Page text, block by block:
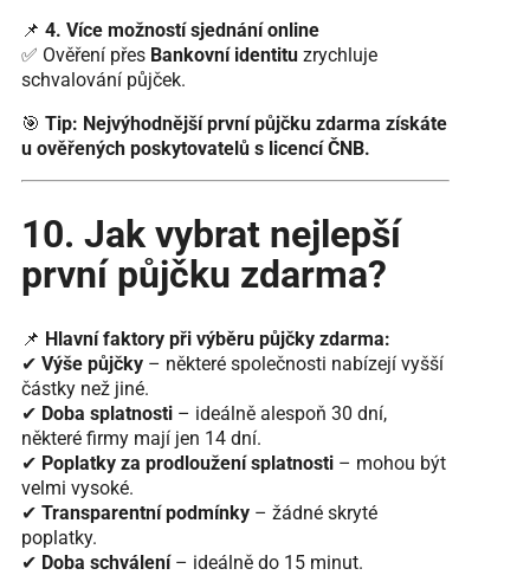
📌 4. Více možností sjednání online
✅ Ověření přes Bankovní identituzrychluje
schvalování půjček.
🎯 Tip: Nejvýhodnější první půjčku zdarma získáte
u ověřených poskytovatelů s licencí ČNB.
10. Jak vybrat nejlepší
první půjčku zdarma?
📌 Hlavní faktory při výběru půjčky zdarma:
✔ Výše půjčky– některé společnosti nabízejí vyšší
částky než jiné.
✔ Doba splatnosti– ideálně alespoň 30 dní,
některé firmy mají jen 14 dní.
✔ Poplatky za prodloužení splatnosti– mohou být
velmi vysoké.
✔ Transparentní podmínky– žádné skryté
poplatky.
✔ Doba schválení– ideálně do 15 minut.